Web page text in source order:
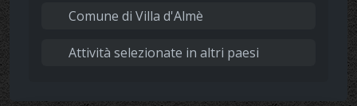
Comune di Villa d'Almè
Attività selezionate in altri paesi